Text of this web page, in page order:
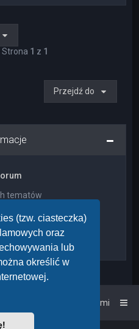
(tzw. ciasteczka)
oraz
lub
określić w
Strona 1 z 1
Przejdź do
tematów
postów
Kontakt z nami